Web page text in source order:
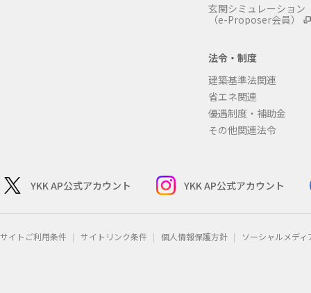
玄関シミュレーション
（e-Proposer会員）
法令・制度
建築基準法関連
省エネ関連
優遇制度・補助金
その他関連法令
YKK AP公式アカウント YKK AP公式アカウント
サイトご利用条件 サイトリンク条件 個人情報保護方針 ソーシャルメデ